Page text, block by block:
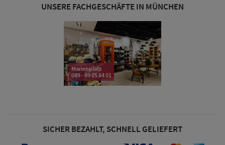
Damen Caps
Großgrößen
UNSERE FACHGESCHÄFTE IN MÜNCHEN
Marienplatz
089 - 89 05 84 01
SICHER BEZAHLT, SCHNELL GELIEFERT